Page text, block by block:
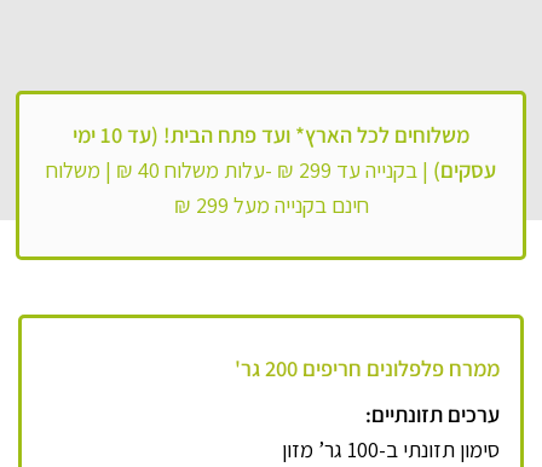
משלוחים לכל הארץ*
ועד פתח הבית! (עד 10 ימי
עסקים) | בקנייה עד 299 ₪ -עלות משלוח 40 ₪ |
משלוח
חינם בקנייה מעל 299 ₪
ממרח פלפלונים חריפים 200 גר'
ערכים תזונתיים:
סימון תזונתי ב-100 גר’ מזון